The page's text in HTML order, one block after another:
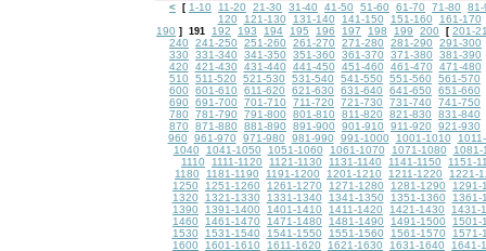
< [ 1-10 11-20 21-30 31-40 41-50 51-60 61-70 71-80
81-
120
121-130 131-140 141-150 151-160
161-170
190 ] 191 192 193 194 195 196 197 198 199 200 [ 201-
240
241-250 251-260 261-270 271-280 281-290
291-300
330
331-340 341-350 351-360 361-370 371-380
381-390
420
421-430 431-440 441-450 451-460 461-470
471-480
510
511-520 521-530 531-540 541-550 551-560
561-570
600
601-610 611-620 621-630 631-640 641-650
651-660
690
691-700 701-710 711-720 721-730 731-740
741-750
780
781-790 791-800 801-810 811-820 821-830
831-840
870
871-880 881-890 891-900 901-910 911-920
921-930
960
961-970 971-980 981-990 991-1000 1001-1010
1040
1041-1050 1051-1060 1061-1070 1071-1080
1081-
1110
1111-1120 1121-1130 1131-1140 1141-1150
1151-
1180
1181-1190 1191-1200 1201-1210 1211-1220
1221-
1250
1251-1260 1261-1270 1271-1280 1281-1290
1291-
1320
1321-1330 1331-1340 1341-1350 1351-1360
1361-
1390
1391-1400 1401-1410 1411-1420 1421-1430
1431-
1460
1461-1470 1471-1480 1481-1490 1491-1500
1501-
1530
1531-1540 1541-1550 1551-1560 1561-1570
1571-
1600
1601-1610 1611-1620 1621-1630 1631-1640
1641-